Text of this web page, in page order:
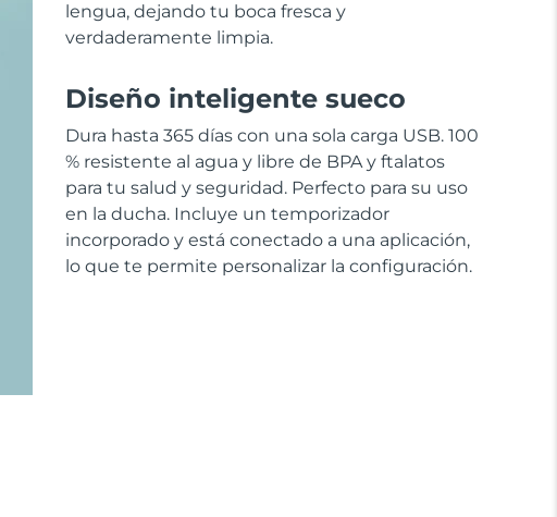
lengua, dejando tu boca fresca y
verdaderamente limpia.
Diseño inteligente sueco
Dura hasta 365 días con una sola carga USB. 100
% resistente al agua y libre de BPA y ftalatos
para tu salud y seguridad. Perfecto para su uso
en la ducha. Incluye un temporizador
incorporado y está conectado a una aplicación,
lo que te permite personalizar la configuración.